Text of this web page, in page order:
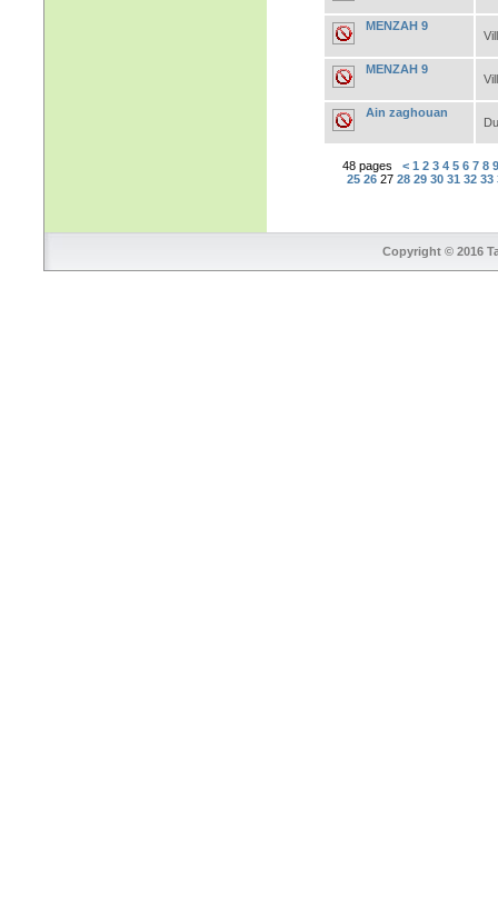
MENZAH 9
MENZAH 9
Ain zaghouan
48 pages < 1 2 3 4 5 6 7 8
25 26 27 28 29 30 31 32 33
Copyright © 2016